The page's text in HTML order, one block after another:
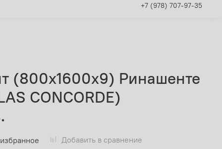
+7 (978) 707-97-35
(800х1600х9) Ринашенте
CONCORDE)
Добавить в сравнение